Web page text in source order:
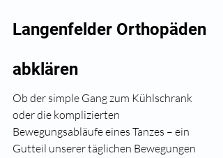
Langenfelder Orthopäden
abklären
Ob der simple Gang zum Kühlschrank
oder die komplizierten
Bewegungsabläufe eines Tanzes – ein
Gutteil unserer täglichen Bewegungen